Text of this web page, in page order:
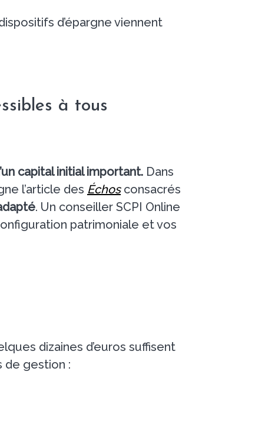
d’épargne viennent
à tous
capital initial important. Dans
l’article des Échosconsacrés
. Un conseiller SCPI Online
patrimoniale et vos
dizaines d’euros suffisent
de gestion :